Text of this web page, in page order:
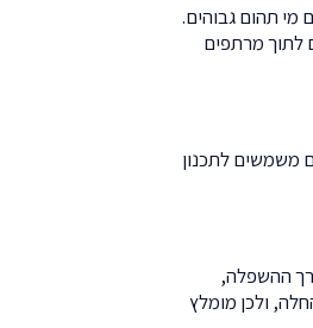
תהום גבוהים.
לתוך מרתפים
משמשים לתכנון
ההשפלה,
ולכן מומלץ